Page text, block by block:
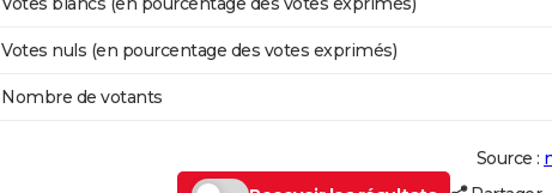
Votes nuls (en pourcentage des votes exprimés)
Nombre de votants
Source :